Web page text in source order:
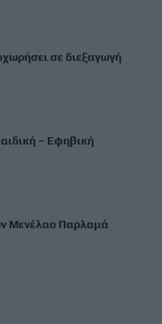
σε διεξαγωγή
– Εφηβική
Μενέλαο Παρλαμά